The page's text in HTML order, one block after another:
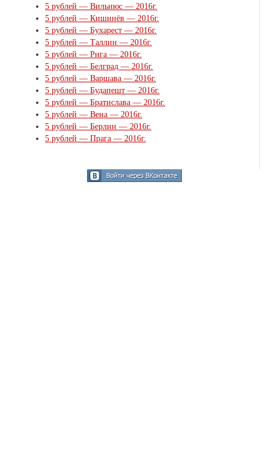
5 рублей — Вильнюс — 2016г.
5 рублей — Кишинёв — 2016г.
5 рублей — Бухарест — 2016г.
5 рублей — Таллин — 2016г.
5 рублей — Рига — 2016г.
5 рублей — Белград — 2016г.
5 рублей — Варшава — 2016г.
5 рублей — Будапешт — 2016г.
5 рублей — Братислава — 2016г.
5 рублей — Вена — 2016г.
5 рублей — Берлин — 2016г.
5 рублей — Прага — 2016г.